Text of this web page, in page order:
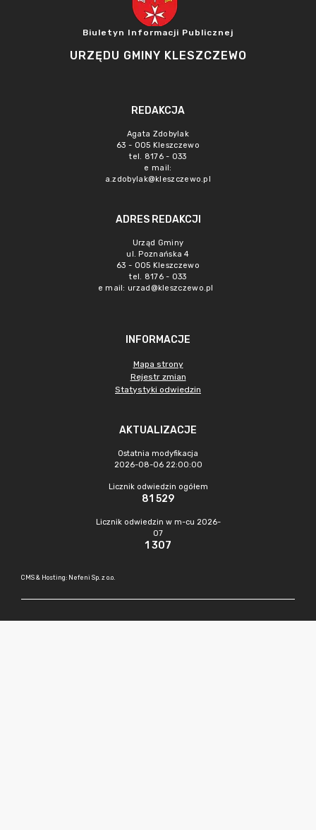
Biuletyn Informacji Publicznej
URZĘDU GMINY KLESZCZEWO
REDAKCJA
Agata Zdobylak
63 - 005 Kleszczewo
tel. 8176 - 033
e mail:
a.zdobylak@kleszczewo.pl
ADRES REDAKCJI
Urząd Gminy
ul. Poznańska 4
63 - 005 Kleszczewo
tel. 8176 - 033
e mail: urzad@kleszczewo.pl
INFORMACJE
Mapa strony
Rejestr zmian
Statystyki odwiedzin
AKTUALIZACJE
Ostatnia modyfikacja
2026-08-06 22:00:00
Licznik odwiedzin ogółem
81 529
Licznik odwiedzin w m-cu 2026-
07
1 307
CMS & Hosting: Nefeni Sp. z o.o.